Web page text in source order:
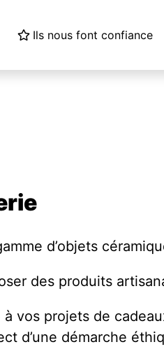
Ils nous font confiance
d’objets
des produits
vos projets de
d’une démarche